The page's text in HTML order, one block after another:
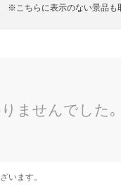
※こちらに表示のない景品も